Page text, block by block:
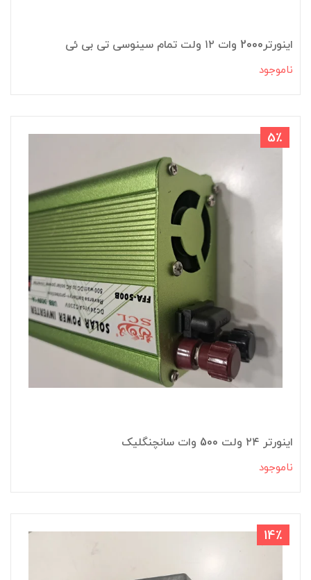
اینورتر2000 وات ۱۲ ولت تمام سینوسی تی بی ئی
ناموجود
5٪
اینورتر ۲۴ ولت 500 وات سانچنگلیک
ناموجود
14٪